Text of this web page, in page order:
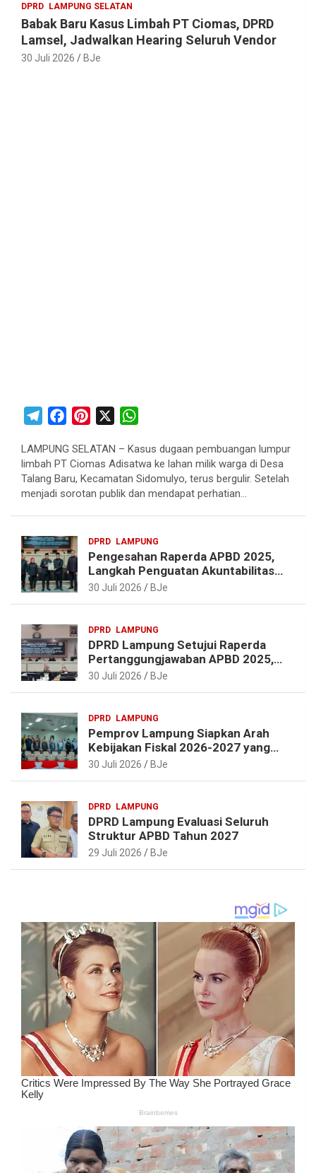
DPRD LAMPUNG SELATAN
Babak Baru Kasus Limbah PT Ciomas, DPRD
Lamsel, Jadwalkan Hearing Seluruh Vendor
30 Juli 2026 BJe
l
e
g
m
c
e
b
k
n
t
e
s
t
a
t
s
p
LAMPUNG SELATAN – Kasus dugaan pembuangan lumpur
limbah PT Ciomas Adisatwa ke lahan milik warga di Desa
Talang Baru, Kecamatan Sidomulyo, terus bergulir. Setelah
menjadi sorotan publik dan mendapat perhatian…
DPRD LAMPUNG
Pengesahan Raperda APBD 2025,
Langkah Penguatan Akuntabilitas
dan Pembangunan Lampung
30 Juli 2026 BJe
DPRD LAMPUNG
DPRD Lampung Setujui Raperda
Pertanggungjawaban APBD 2025,
Beri Sejumlah Rekomendasi
30 Juli 2026 BJe
DPRD LAMPUNG
Pemprov Lampung Siapkan Arah
Kebijakan Fiskal 2026-2027 yang
Realistis dan Berkelanjutan
30 Juli 2026 BJe
DPRD LAMPUNG
DPRD Lampung Evaluasi Seluruh
Struktur APBD Tahun 2027
29 Juli 2026 BJe